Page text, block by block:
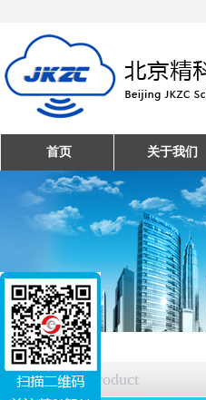
首页 关于我们
产品中心 Product